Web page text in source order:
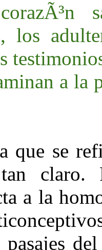
los
a la
que se
claro.
a la